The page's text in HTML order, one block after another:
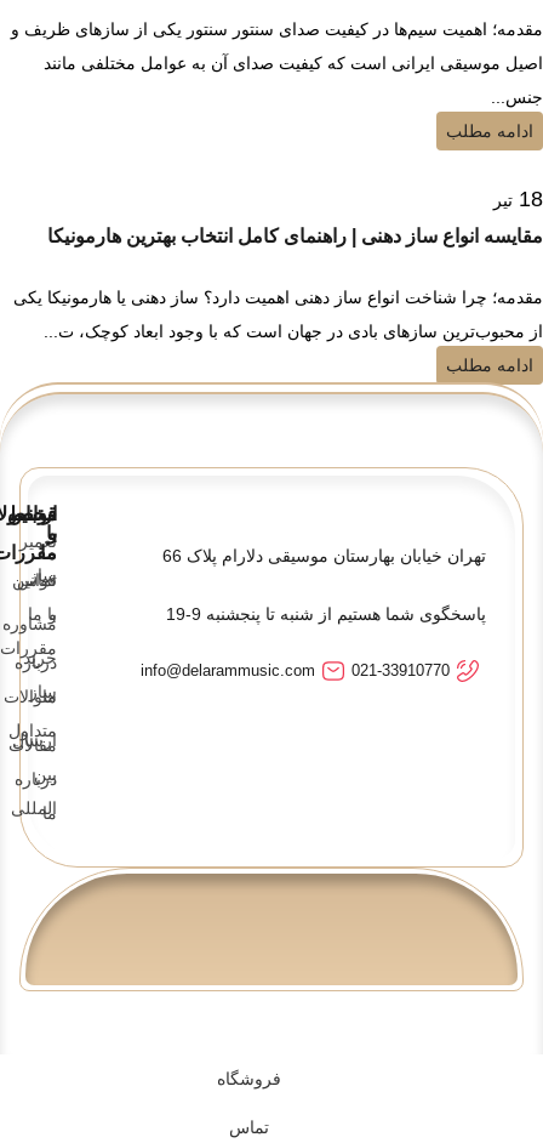
مقدمه؛ اهمیت سیم‌ها در کیفیت صدای سنتور سنتور یکی از سازهای ظریف و
اصیل موسیقی ایرانی است که کیفیت صدای آن به عوامل مختلفی مانند
جنس...
ادامه مطلب
18 تیر
مقایسه انواع ساز دهنی | راهنمای کامل انتخاب بهترین هارمونیکا
مقدمه؛ چرا شناخت انواع ساز دهنی اهمیت دارد؟ ساز دهنی یا هارمونیکا یکی
از محبوب‌ترین سازهای بادی در جهان است که با وجود ابعاد کوچک، ت...
ادامه مطلب
تهران خیابان بهارستان موسیقی دلارام پلاک 66
پاسخگوی شما هستیم از شنبه تا پنجشنبه 9-19
021-33910770
info@delarammusic.com
تعمیر
ساز
مشاوره
خرید
ساز
ارسال
بین
المللی
قوانین
و
قوانین
و
مقررات
سوالات
متداول
درباره
ما
ارتباط
با
ما
تماس
با ما
درباره
ما
مقالات
فروشگاه
تماس